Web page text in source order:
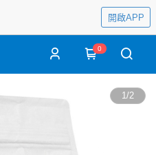
開啟APP
0
1/2